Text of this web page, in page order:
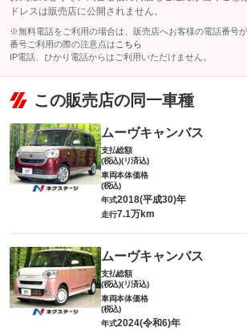
ドレスは販売店に公開されません。
※無料電話をご利用の場合は、販売店へお客様の電話番号
番号ご利用の際の注意点は こちら
IP電話、ひかり電話からはご利用いただけません。
この販売店の同一車種
ムーヴキャンバス
支払総額
(税込)(リ済込)
車両本体価格
(税込)
年式2018(平成30)年
走行7.1万km
ムーヴキャンバス
支払総額
(税込)(リ済込)
車両本体価格
(税込)
年式2024(令和6)年